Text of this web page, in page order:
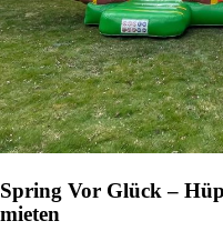
Spring Vor Glück –
mieten